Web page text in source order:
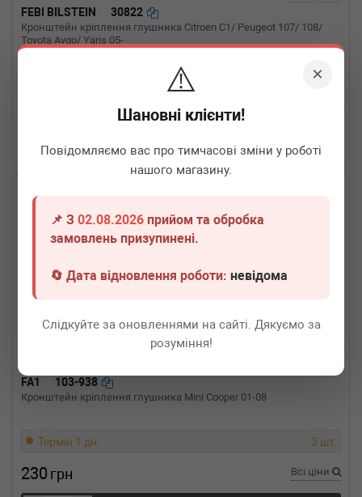
×
⚠️
Шановні клієнти!
Повідомляємо вас про тимчасові зміни у роботі
нашого магазину.
📌 З02.08.2026 прийом та обробка
замовлень призупинені.
🔄 Дата відновлення роботи:невідома
Слідкуйте за оновленнями на сайті. Дякуємо за
розуміння!
FEBI BILSTEIN 30822
Кронштейн кріплення глушника Citroen C1/ Peugeot 107/ 108/
Toyota Aygo/ Yaris 05-
2 шт.
FA1 103-938
Кронштейн кріплення глушника Mini Cooper 01-08
Термін 1 дн. 3 шт.
230 грн Всі ціни